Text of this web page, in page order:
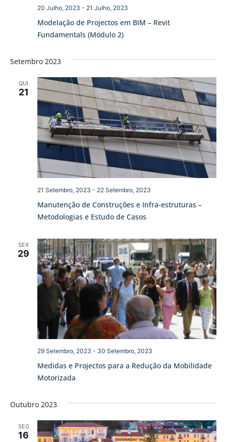
Modelação de Projectos em BIM – Revit
Fundamentals (Módulo 2)
20 Julho, 2023 - 21 Julho, 2023
Setembro 2023
QUI
21
Manutenção de Construções e Infra-estruturas –
Metodologias e Estudo de Casos
21 Setembro, 2023 - 22 Setembro, 2023
SEX
29
Medidas e Projectos para a Redução da Mobilidade
Motorizada
29 Setembro, 2023 - 30 Setembro, 2023
Outubro 2023
SEG
16